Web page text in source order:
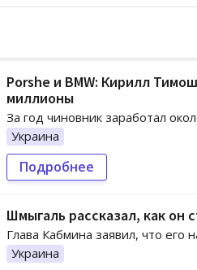
Porshe и BMW: Кирилл
миллионы
За год чиновник заработал
Украина
Подробнее
Шмыгаль рассказал, как он
Глава Кабмина заявил, что его
Украина